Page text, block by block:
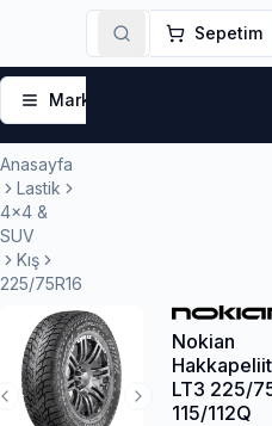
Sepetim
Markalar
Anasayfa
Lastik
4x4 &
SUV
Kış
225/75R16
Next Slide
Previous Slide
Nokian
LT3 225/
115/112Q